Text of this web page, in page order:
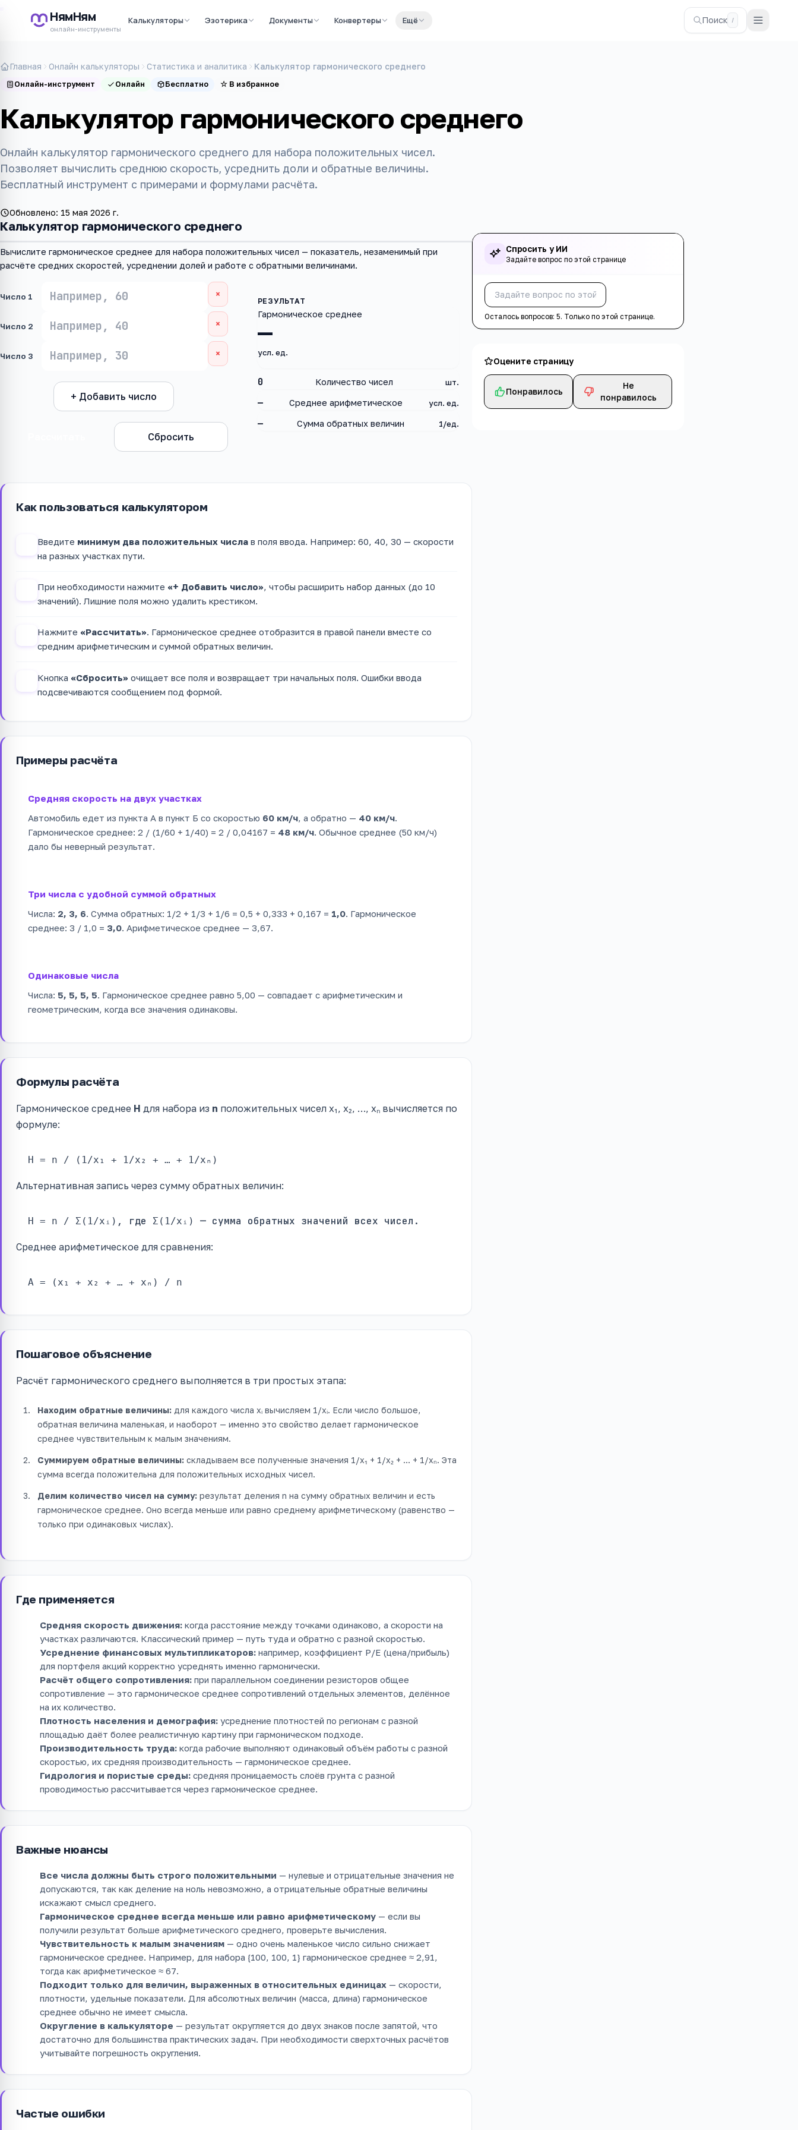
НямНям
онлайн-инструменты
Калькуляторы Эзотерика Документы Конвертеры Ещё Поиск /
Главная Онлайн калькуляторы Статистика и аналитика Калькулятор гармонического среднего
Онлайн-инструмент Онлайн Бесплатно ☆ В избранное
Калькулятор гармонического среднего
Онлайн калькулятор гармонического среднего для набора положительных чисел.
Позволяет вычислить среднюю скорость, усреднить доли и обратные величины.
Бесплатный инструмент с примерами и формулами расчёта.
Обновлено: 15 мая 2026 г.
Калькулятор гармонического среднего
Вычислите гармоническое среднее для набора положительных чисел — показатель, незаменимый при
расчёте средних скоростей, усреднении долей и работе с обратными величинами.
Число 1 ×
Число 2 ×
Число 3 ×
+ Добавить число
Сбросить
—
Гармоническое среднее
усл. ед.
0 Количество чисел шт.
— Среднее арифметическое усл. ед.
— Сумма обратных величин 1/ед.
Как пользоваться калькулятором
Введите минимум два положительных числа в поля ввода. Например: 60, 40, 30 — скорости
на разных участках пути.
При необходимости нажмите «+ Добавить число», чтобы расширить набор данных (до 10
значений). Лишние поля можно удалить крестиком.
Нажмите «Рассчитать». Гармоническое среднее отобразится в правой панели вместе со
средним арифметическим и суммой обратных величин.
Кнопка «Сбросить» очищает все поля и возвращает три начальных поля. Ошибки ввода
подсвечиваются сообщением под формой.
Примеры расчёта
Средняя скорость на двух участках
Автомобиль едет из пункта А в пункт Б со скоростью 60 км/ч, а обратно — 40 км/ч.
Гармоническое среднее: 2 / (1/60 + 1/40) = 2 / 0,04167 = 48 км/ч. Обычное среднее (50 км/ч)
дало бы неверный результат.
Три числа с удобной суммой обратных
Числа: 2, 3, 6. Сумма обратных: 1/2 + 1/3 + 1/6 = 0,5 + 0,333 + 0,167 = 1,0. Гармоническое
среднее: 3 / 1,0 = 3,0. Арифметическое среднее — 3,67.
Одинаковые числа
Числа: 5, 5, 5, 5. Гармоническое среднее равно 5,00 — совпадает с арифметическим и
геометрическим, когда все значения одинаковы.
Формулы расчёта
Гармоническое среднее H для набора из n положительных чисел x₁, x₂, …, xₙ вычисляется по
формуле:
H = n / (1/x₁ + 1/x₂ + … + 1/xₙ)
Альтернативная запись через сумму обратных величин:
H = n / Σ(1/xᵢ) , где Σ(1/xᵢ) — сумма обратных значений всех чисел.
Среднее арифметическое для сравнения:
A = (x₁ + x₂ + … + xₙ) / n
Пошаговое объяснение
Расчёт гармонического среднего выполняется в три простых этапа:
Находим обратные величины: для каждого числа xᵢ вычисляем 1/xᵢ. Если число большое,
обратная величина маленькая, и наоборот — именно это свойство делает гармоническое
среднее чувствительным к малым значениям.
Суммируем обратные величины: складываем все полученные значения 1/x₁ + 1/x₂ + … + 1/xₙ. Эта
сумма всегда положительна для положительных исходных чисел.
Делим количество чисел на сумму: результат деления n на сумму обратных величин и есть
гармоническое среднее. Оно всегда меньше или равно среднему арифметическому (равенство —
только при одинаковых числах).
Где применяется
Средняя скорость движения: когда расстояние между точками одинаково, а скорости на
участках различаются. Классический пример — путь туда и обратно с разной скоростью.
Усреднение финансовых мультипликаторов: например, коэффициент P/E (цена/прибыль)
для портфеля акций корректно усреднять именно гармонически.
Расчёт общего сопротивления: при параллельном соединении резисторов общее
сопротивление — это гармоническое среднее сопротивлений отдельных элементов, делённое
на их количество.
Плотность населения и демография: усреднение плотностей по регионам с разной
площадью даёт более реалистичную картину при гармоническом подходе.
Производительность труда: когда рабочие выполняют одинаковый объём работы с разной
скоростью, их средняя производительность — гармоническое среднее.
Гидрология и пористые среды: средняя проницаемость слоёв грунта с разной
проводимостью рассчитывается через гармоническое среднее.
Важные нюансы
Все числа должны быть строго положительными — нулевые и отрицательные значения не
допускаются, так как деление на ноль невозможно, а отрицательные обратные величины
искажают смысл среднего.
Гармоническое среднее всегда меньше или равно арифметическому — если вы
получили результат больше арифметического среднего, проверьте вычисления.
Чувствительность к малым значениям — одно очень маленькое число сильно снижает
гармоническое среднее. Например, для набора {100, 100, 1} гармоническое среднее ≈ 2,91,
тогда как арифметическое ≈ 67.
Подходит только для величин, выраженных в относительных единицах — скорости,
плотности, удельные показатели. Для абсолютных величин (масса, длина) гармоническое
среднее обычно не имеет смысла.
Округление в калькуляторе — результат округляется до двух знаков после запятой, что
достаточно для большинства практических задач. При необходимости сверхточных расчётов
учитывайте погрешность округления.
Частые ошибки
Спросить у ИИ
Задайте вопрос по этой странице
Осталось вопросов:5. Только по этой странице.
Оцените страницу
Понравилось
Не
понравилось